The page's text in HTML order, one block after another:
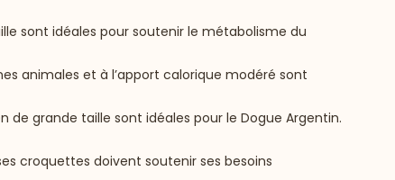
sont idéales pour soutenir le métabolisme du
animales et à l’apport calorique modéré sont
grande taille sont idéales pour le Dogue Argentin.
croquettes doivent soutenir ses besoins